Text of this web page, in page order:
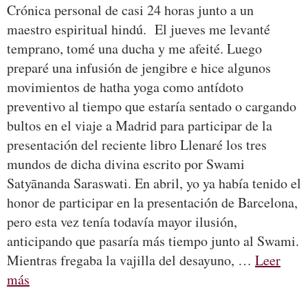
Crónica personal de casi 24 horas junto a un
maestro espiritual hindú. El jueves me levanté
temprano, tomé una ducha y me afeité. Luego
preparé una infusión de jengibre e hice algunos
movimientos de hatha yoga como antídoto
preventivo al tiempo que estaría sentado o cargando
bultos en el viaje a Madrid para participar de la
presentación del reciente libro Llenaré los tres
mundos de dicha divina escrito por Swami
Satyānanda Saraswati. En abril, yo ya había tenido el
honor de participar en la presentación de Barcelona,
pero esta vez tenía todavía mayor ilusión,
anticipando que pasaría más tiempo junto al Swami.
Mientras fregaba la vajilla del desayuno, … Leer
más